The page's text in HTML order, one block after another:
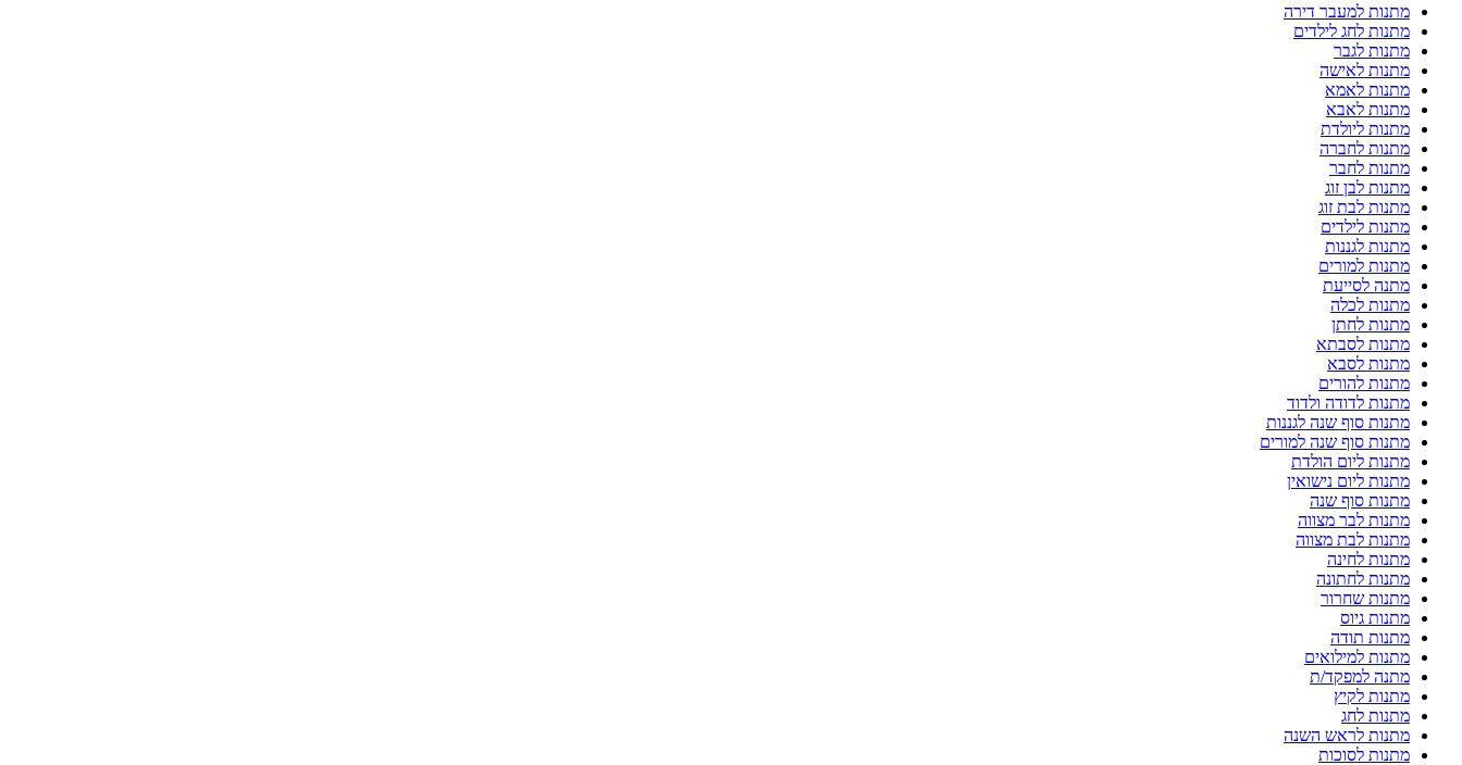
מתנות למעבר דירה
מתנות לחג לילדים
מתנות לגבר
מתנות לאישה
מתנות לאמא
מתנות לאבא
מתנות ליולדת
מתנות לחברה
מתנות לחבר
מתנות לבן זוג
מתנות לבת זוג
מתנות לילדים
מתנות לגננות
מתנות למורים
מתנה לסייעת
מתנות לכלה
מתנות לחתן
מתנות לסבתא
מתנות לסבא
מתנות להורים
מתנות לדודה ולדוד
מתנות סוף שנה לגננות
מתנות סוף שנה למורים
מתנות ליום הולדת
מתנות ליום נישואין
מתנות סוף שנה
מתנות לבר מצווה
מתנות לבת מצווה
מתנות לחינה
מתנות לחתונה
מתנות שחרור
מתנות גיוס
מתנות תודה
מתנות למילואים
מתנה למפקד/ת
מתנות לקיץ
מתנות לחג
מתנות לראש השנה
מתנות לסוכות